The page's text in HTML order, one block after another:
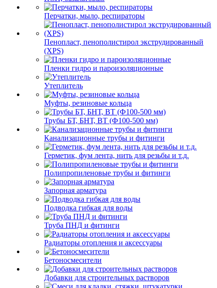
Перчатки, мыло, респираторы
Пенопласт, пенополистирол экструдированный
(XPS)
Пленки гидро и пароизоляционные
Утеплитель
Муфты, резиновые кольца
Трубы БТ, БНТ, ВТ (Ф100-500 мм)
Канализационные трубы и фитинги
Герметик, фум лента, нить для резьбы и т.д.
Полипропиленовые трубы и фитинги
Запорная арматура
Подводка гибкая для воды
Труба ПНД и фитинги
Радиаторы отопления и аксессуары
Бетоносмесители
Добавки для строительных растворов